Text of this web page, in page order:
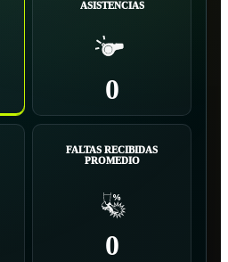
ASISTENCIAS
0
FALTAS RECIBIDAS
PROMEDIO
0